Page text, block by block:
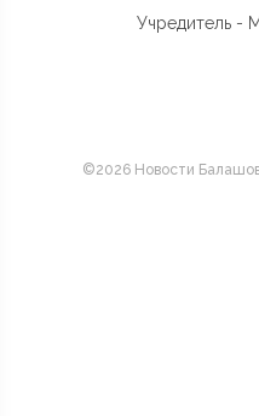
Учредитель -
©2026 Новости